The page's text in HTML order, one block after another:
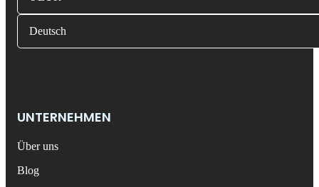
Deutsch
UNTERNEHMEN
Über uns
Blog